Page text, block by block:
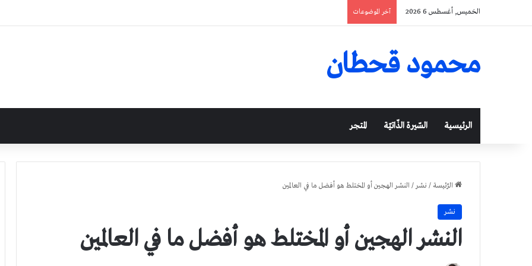
الخميس, أغسطس 6 2026 آخر الموضوعات
محمود قحطان
الرئيسية السّيرة الذّاتيّة المتجر
الرّئيسة / نشر / النشر الهجين أو المختلط هو أفضل ما في العالمين
نشر
النشر الهجين أو المختلط هو أفضل ما في العالمين